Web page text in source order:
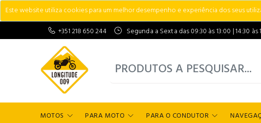
Este website utiliza cookies para um melhor desempenho e experiência dos seus
+351 218 650 244
Segunda a Sexta das 09:30 às 13:00 | 14:30 às
MOTOS PARA MOTO PARA O CONDUTOR